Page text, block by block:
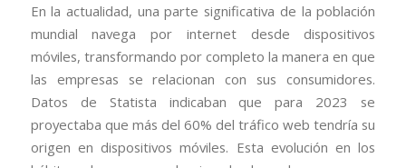
En la actualidad, una parte significativa de la población
mundial navega por internet desde dispositivos
móviles, transformando por completo la manera en que
las empresas se relacionan con sus consumidores.
Datos de Statista indicaban que para 2023 se
proyectaba que más del 60% del tráfico web tendría su
origen en dispositivos móviles. Esta evolución en los